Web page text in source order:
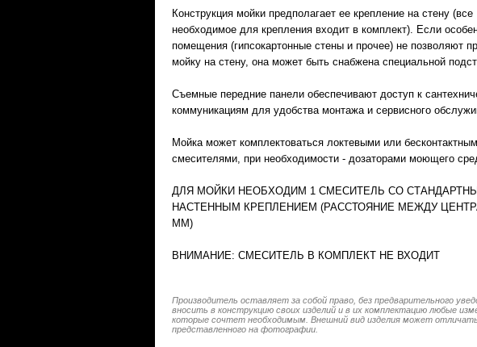
Конструкция мойки предполагает ее крепление на стену (все
необходимое для крепления входит в комплект). Если
помещения (гипсокартонные стены и прочее) не позволяют
мойку на стену, она может быть снабжена специальной
Съемные передние панели обеспечивают доступ к
коммуникациям для удобства монтажа и сервисного
Мойка может комплектоваться локтевыми или
смесителями, при необходимости - дозаторами моющего
ДЛЯ МОЙКИ НЕОБХОДИМ 1 СМЕСИТЕЛЬ СО
НАСТЕННЫМ КРЕПЛЕНИЕМ (РАССТОЯНИЕ МЕЖДУ
ММ)
ВНИМАНИЕ: СМЕСИТЕЛЬ В КОМПЛЕКТ НЕ ВХОДИТ
Производитель оставляет за собой право, без предварительного
вносить в конструкцию своих изделий и в их комплектацию любые
которые сочтет необходимым. Внешний вид изделия может
представленного на фотографии.